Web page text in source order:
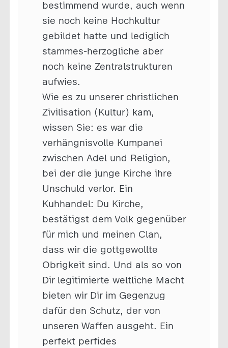
bestimmend wurde, auch wenn
sie noch keine Hochkultur
gebildet hatte und lediglich
stammes-herzogliche aber
noch keine Zentralstrukturen
aufwies.
Wie es zu unserer christlichen
Zivilisation (Kultur) kam,
wissen Sie: es war die
verhängnisvolle Kumpanei
zwischen Adel und Religion,
bei der die junge Kirche ihre
Unschuld verlor. Ein
Kuhhandel: Du Kirche,
bestätigst dem Volk gegenüber
für mich und meinen Clan,
dass wir die gottgewollte
Obrigkeit sind. Und als so von
Dir legitimierte weltliche Macht
bieten wir Dir im Gegenzug
dafür den Schutz, der von
unseren Waffen ausgeht. Ein
perfekt perfides